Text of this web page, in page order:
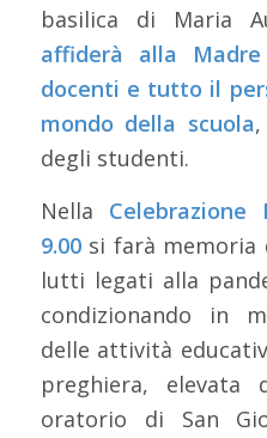
basilica di Maria
affiderà alla
docenti e tutto il
mondo della scuola
degli studenti.
Nella
9.00si farà memoria
lutti legati alla
condizionando in
delle attività
preghiera,
oratorio di San